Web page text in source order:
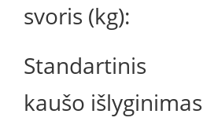
svoris (kg):
Standartinis
kaušo išlyginimas